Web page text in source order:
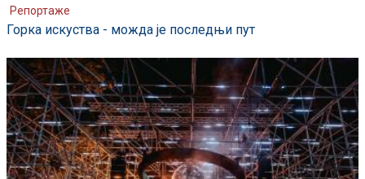
Репортаже
Горка искуства - можда је последњи пут